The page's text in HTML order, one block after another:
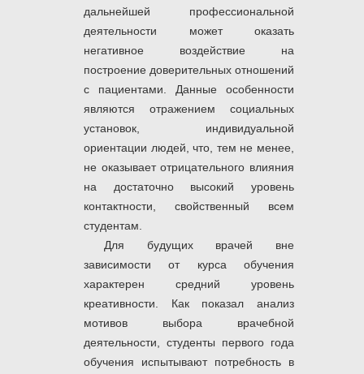
дальнейшей профессиональной
деятельности может оказать
негативное воздействие на
построение доверительных отношений
с пациентами. Данные особенности
являются отражением социальных
установок, индивидуальной
ориентации людей, что, тем не менее,
не оказывает отрицательного влияния
на достаточно высокий уровень
контактности, свойственный всем
студентам.
Для будущих врачей вне
зависимости от курса обучения
характерен средний уровень
креативности. Как показал анализ
мотивов выбора врачебной
деятельности, студенты первого года
обучения испытывают потребность в